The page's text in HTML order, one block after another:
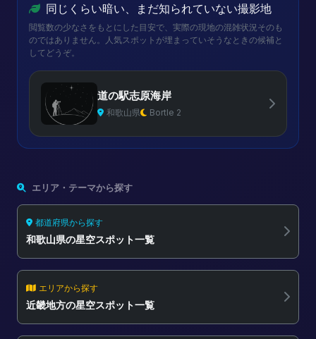
同じくらい暗い、まだ知られていない撮影地
閲覧数の少なさをもとにした目安で、実際の現地の混雑状況そのも
のではありません。人気スポットが埋まっていそうなときの候補と
してどうぞ。
道の駅志原海岸
和歌山県 Bortle 2
エリア・テーマから探す
都道府県から探す
和歌山県の星空スポット一覧
エリアから探す
近畿地方の星空スポット一覧